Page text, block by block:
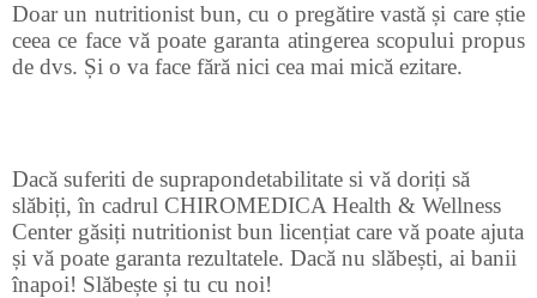
Doar un nutritionist bun, cu o pregătire vastă și care știe
ceea ce face vă poate garanta atingerea scopului propus
de dvs. Și o va face fără nici cea mai mică ezitare.
Dacă suferiti de suprapondetabilitate si vă doriți să
slăbiți, în cadrul CHIROMEDICA Health & Wellness
Center găsiți nutritionist bun licențiat care vă poate ajuta
și vă poate garanta rezultatele. Dacă nu slăbești, ai banii
înapoi! Slăbește și tu cu noi!